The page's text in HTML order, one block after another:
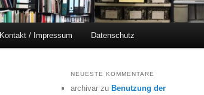
Kontakt / Impressum Datenschutz
NEUESTE KOMMENTARE
archivar zuBenutzung der